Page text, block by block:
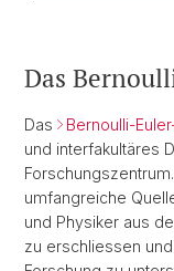
Das
Das Bernoulli-
und interfakultäres
umfangreiche
und Physiker aus
zu erschliessen